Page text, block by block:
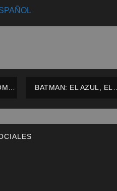
BATMAN: EL AZUL, EL
ZINCO – ESPAÑOL